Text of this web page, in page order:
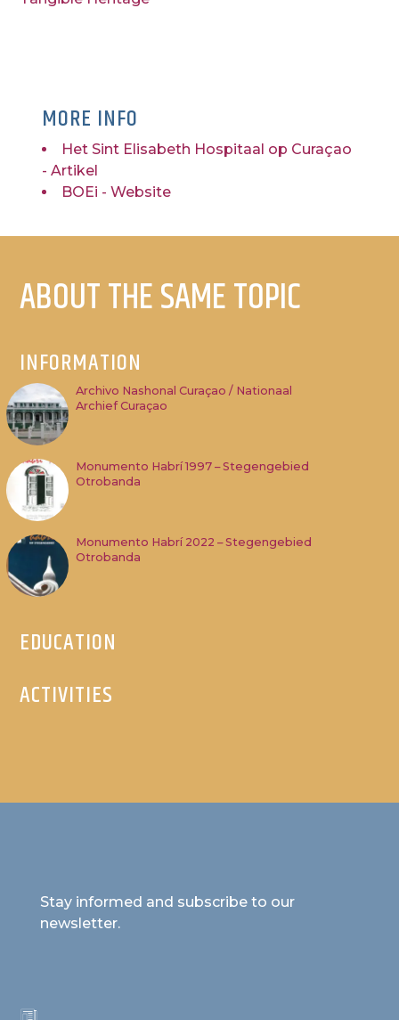
MORE INFO
Het Sint Elisabeth Hospitaal op Curaçao
- Artikel
BOEi - Website
ABOUT THE SAME TOPIC
INFORMATION
Archivo Nashonal Curaçao / Nationaal
Archief Curaçao
Monumento Habrí 1997 – Stegengebied
Otrobanda
Monumento Habrí 2022 – Stegengebied
Otrobanda
EDUCATION
ACTIVITIES
Stay informed and subscribe to our
newsletter.